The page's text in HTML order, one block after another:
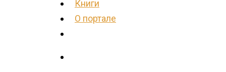
Книги
О портале